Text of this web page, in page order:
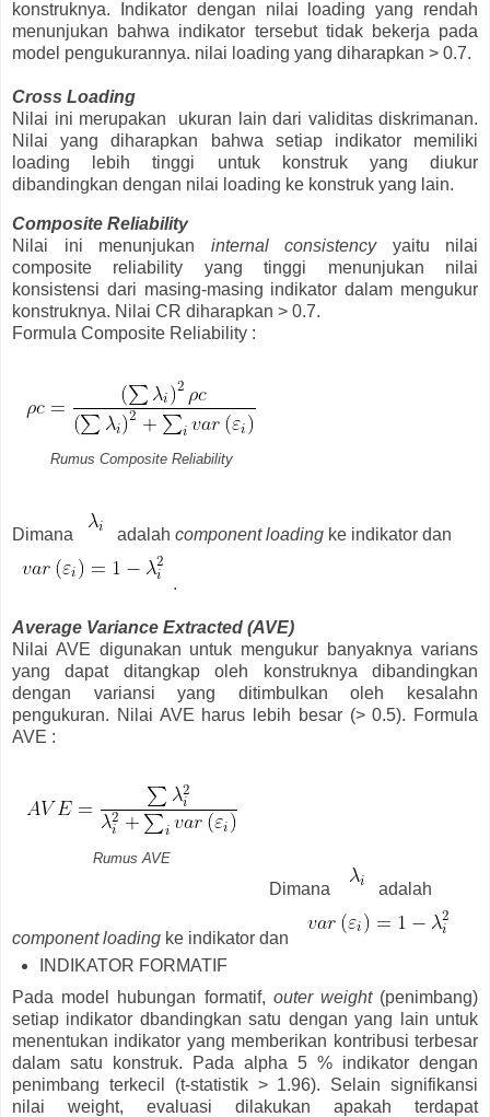
konstruknya. Indikator dengan nilai loading yang rendah
menunjukan bahwa indikator tersebut tidak bekerja pada
model pengukurannya. nilai loading yang diharapkan > 0.7.
Cross Loading
Nilai ini merupakan ukuran lain dari validitas diskrimanan.
Nilai yang diharapkan bahwa setiap indikator memiliki
loading lebih tinggi untuk konstruk yang diukur
dibandingkan dengan nilai loading ke konstruk yang lain.
Composite Reliability
Nilai ini menunjukan internal consistencyyaitu nilai
composite reliability yang tinggi menunjukan nilai
konsistensi dari masing-masing indikator dalam mengukur
konstruknya. Nilai CR diharapkan > 0.7.
Formula Composite Reliability :
Rumus Composite Reliability
Dimana adalah component loading ke indikator dan
.
Average Variance Extracted (AVE)
Nilai AVE digunakan untuk mengukur banyaknya varians
yang dapat ditangkap oleh konstruknya dibandingkan
dengan variansi yang ditimbulkan oleh kesalahn
pengukuran. Nilai AVE harus lebih besar (> 0.5). Formula
AVE :
Rumus AVE
Dimana adalah
component loading ke indikator dan
INDIKATOR FORMATIF
Pada model hubungan formatif, outer weight(penimbang)
setiap indikator dbandingkan satu dengan yang lain untuk
menentukan indikator yang memberikan kontribusi terbesar
dalam satu konstruk. Pada alpha 5 % indikator dengan
penimbang terkecil (t-statistik > 1.96). Selain signifikansi
nilai weight, evaluasi dilakukan apakah terdapat